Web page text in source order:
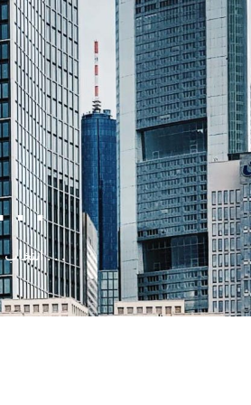
. . .
/ . . . انتخاب . . .